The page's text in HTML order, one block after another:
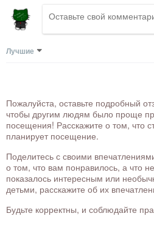
Лучшие
Пожалуйста, оставьте подробный
чтобы другим людям было проще
посещения! Расскажите о том, что
планирует посещение.
Поделитесь с своими
о том, что вам понравилось, а что
показалось интересным или
детьми, расскажите об их
Будьте корректны, и соблюдайте